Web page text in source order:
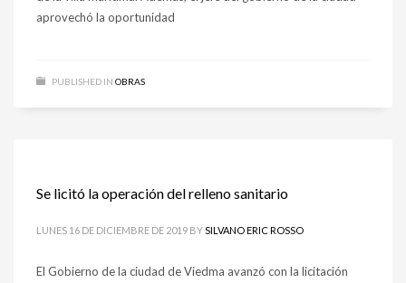
aprovechó la oportunidad
PUBLISHED IN OBRAS
Se licitó la operación del relleno sanitario
LUNES 16 DE DICIEMBRE DE 2019 BYSILVANO ERIC ROSSO
El Gobierno de la ciudad de Viedma avanzó con la licitación